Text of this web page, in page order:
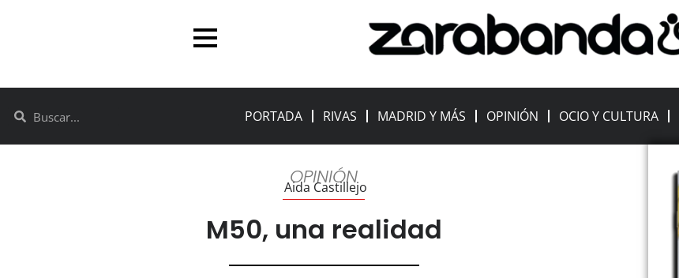
PORTADA RIVAS MADRID Y MÁS OPINIÓN OCIO Y CULTURA
OPINIÓN
Aida Castillejo
M50, una realidad